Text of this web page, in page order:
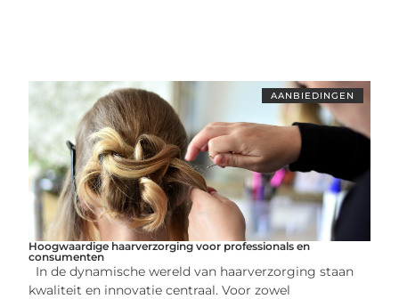
AANBIEDINGEN
Hoogwaardige haarverzorging voor professionals en
consumenten
In de dynamische wereld van haarverzorging staan
kwaliteit en innovatie centraal. Voor zowel